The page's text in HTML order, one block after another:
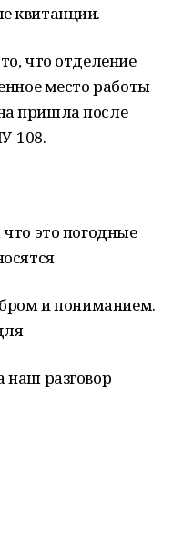
квитанции.
что отделение
место работы
пришла после
108.
это погодные
и пониманием.
разговор